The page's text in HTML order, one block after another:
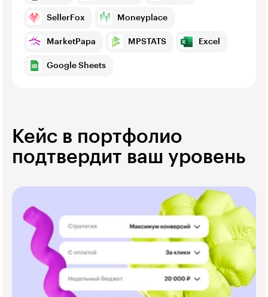
SellerFox Moneyplace
MarketPapa MPSTATS Excel
Google Sheets
Кейс в портфолио
подтвердит ваш уровень